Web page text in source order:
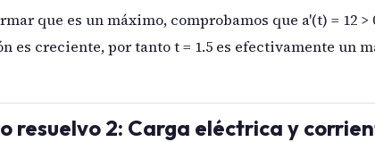
que es un máximo, comprobamos que a'(t) = 12
es creciente, por tanto t = 1.5 es efectivamente un
resuelvo 2: Carga eléctrica y